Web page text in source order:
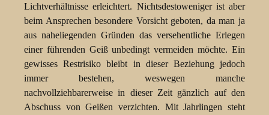
Lichtverhältnisse erleichtert. Nichtsdestoweniger ist aber
beim Ansprechen besondere Vorsicht geboten, da man ja
aus naheliegenden Gründen das versehentliche Erlegen
einer führenden Geiß unbedingt vermeiden möchte. Ein
gewisses Restrisiko bleibt in dieser Beziehung jedoch
immer bestehen, weswegen manche
nachvollziehbarerweise in dieser Zeit gänzlich auf den
Abschuss von Geißen verzichten. Mit Jahrlingen steht